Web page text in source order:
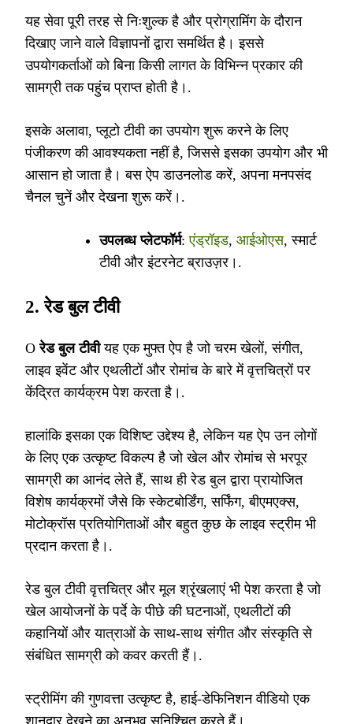
यह सेवा पूरी तरह से निःशुल्क है और प्रोग्रामिंग के दौरान
दिखाए जाने वाले विज्ञापनों द्वारा समर्थित है। इससे
उपयोगकर्ताओं को बिना किसी लागत के विभिन्न प्रकार की
सामग्री तक पहुंच प्राप्त होती है।.
इसके अलावा, प्लूटो टीवी का उपयोग शुरू करने के लिए
पंजीकरण की आवश्यकता नहीं है, जिससे इसका उपयोग और भी
आसान हो जाता है। बस ऐप डाउनलोड करें, अपना मनपसंद
चैनल चुनें और देखना शुरू करें।.
उपलब्ध प्लेटफॉर्म:एंड्रॉइड, आईओएस, स्मार्ट
टीवी और इंटरनेट ब्राउज़र।.
2.रेड बुल टीवी
Oरेड बुल टीवीयह एक मुफ्त ऐप है जो चरम खेलों, संगीत,
लाइव इवेंट और एथलीटों और रोमांच के बारे में वृत्तचित्रों पर
केंद्रित कार्यक्रम पेश करता है।.
हालांकि इसका एक विशिष्ट उद्देश्य है, लेकिन यह ऐप उन लोगों
के लिए एक उत्कृष्ट विकल्प है जो खेल और रोमांच से भरपूर
सामग्री का आनंद लेते हैं, साथ ही रेड बुल द्वारा प्रायोजित
विशेष कार्यक्रमों जैसे कि स्केटबोर्डिंग, सर्फिंग, बीएमएक्स,
मोटोक्रॉस प्रतियोगिताओं और बहुत कुछ के लाइव स्ट्रीम भी
प्रदान करता है।.
रेड बुल टीवी वृत्तचित्र और मूल श्रृंखलाएं भी पेश करता है जो
खेल आयोजनों के पर्दे के पीछे की घटनाओं, एथलीटों की
कहानियों और यात्राओं के साथ-साथ संगीत और संस्कृति से
संबंधित सामग्री को कवर करती हैं।.
स्ट्रीमिंग की गुणवत्ता उत्कृष्ट है, हाई-डेफिनिशन वीडियो एक
शानदार देखने का अनुभव सुनिश्चित करते हैं।.